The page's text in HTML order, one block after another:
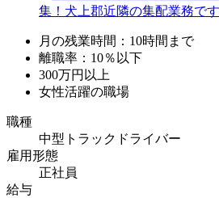
月の残業時間：10時間まで
離職率：10％以下
300万円以上
女性活躍の職場
職種
中型トラックドライバー
雇用形態
正社員
給与